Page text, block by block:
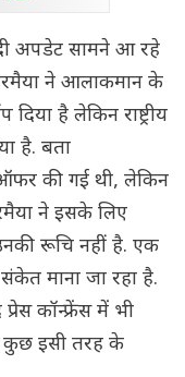
अपडेट सामने आ रहे
ने आलाकमान के
है लेकिन राष्ट्रीय
है. बता
ऑफर की गई थी, लेकिन
ने इसके लिए
उनकी रूचि नहीं है. एक
माना जा रहा है.
कॉन्फ्रेंस में भी
कुछ इसी तरह के